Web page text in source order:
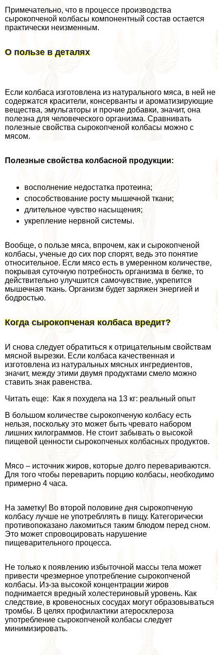
Примечательно, что в процессе производства
сырокопченой колбасы компонентный состав остается
пpaктически неизменным.
О пользе в деталях
Если колбаса изготовлена из натурального мяса, в ней не
содержатся красители, консерванты и ароматизирующие
вещества, эмульгаторы и прочие добавки, значит, она
полезна для человеческого организма. Сравнивать
полезные свойства сырокопченой колбасы можно с
мясом.
Полезные свойства колбасной продукции:
восполнение недостатка протеина;
способствование росту мышечной ткани;
длительное чувство насыщения;
укрепление нервной системы.
Вообще, о пользе мяса, впрочем, как и сырокопченой
колбасы, ученые до сих пор спорят, ведь это понятие
относительное. Если мясо есть в умеренном количестве,
покрывая суточную потребность организма в белке, то
действительно улучшится самочувствие, укрепится
мышечная ткань. Организм будет заряжен энергией и
бодростью.
Когда сырокопченая колбаса вредит?
И снова следует обратиться к отрицательным свойствам
мясной вырезки. Если колбаса качественная и
изготовлена из натуральных мясных ингредиентов,
значит, между этими двумя продуктами смело можно
ставить знак равенства.
Читать еще: Как я похудела на 13 кг: реальный опыт
В большом количестве сырокопченую колбасу есть
нельзя, поскольку это может быть чревато набором
лишних килограммов. Не стоит забывать о высокой
пищевой ценности сырокопченых колбасных продуктов.
Мясо – источник жиров, которые долго перевариваются.
Для того чтобы переварить порцию колбасы, необходимо
примерно 4 часа.
На заметку! Во второй половине дня сырокопченую
колбасу лучше не употрeбллять в пищу. Категорически
противопоказано лакомиться таким блюдом перед сном.
Это может спровоцировать нарушение
пищеварительного процесса.
Не только к появлению избыточной массы тела может
привести чрезмерное употрeбление сырокопченой
колбасы. Из-за высокой концентрации жиров
поднимается вредный холестериновый уровень. Как
следствие, в кровеносных сосудах могут образовываться
тромбы. В целях профилактики атеросклероза
употрeбление сырокопченой колбасы следует
минимизировать.